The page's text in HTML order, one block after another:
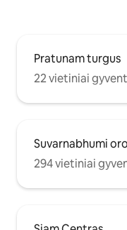
Pratunam turgus
22 vietiniai
Suvarnabhumi
294 vietiniai